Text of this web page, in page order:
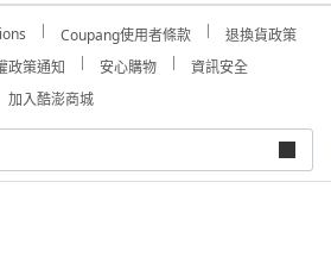
Coupang使用者條款
退換貨政策
政策通知 安心購物
資訊安全
加入酷澎商城